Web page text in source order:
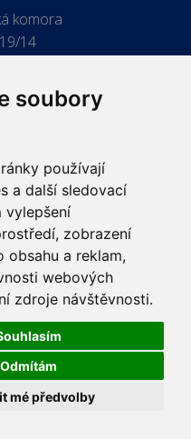
soubory
používají
a další sledovací
vylepšení
zobrazení
obsahu a reklam,
webových
zdroje návštěvnosti.
Odmítám
mé předvolby
komora
14
komora. Tvorba a provoz
s.r.o..